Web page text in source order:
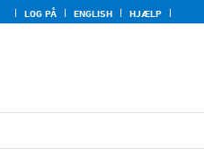
LOG PÅ ENGLISH HJÆLP